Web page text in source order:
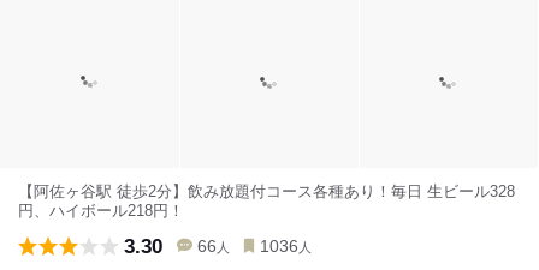
【阿佐ヶ谷駅 徒歩2分】飲み放題付コース各種あり！毎日 生ビール328
円、ハイボール218円！
3.30 66 人 1036 人